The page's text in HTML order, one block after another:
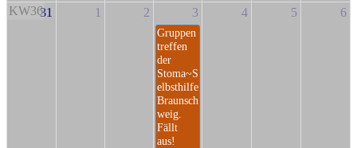
KW3631 1 2 3
Gruppen
treffen
der
Stoma~S
elbsthilfe
Braunsch
weig.
Fällt
aus!
4 5 6